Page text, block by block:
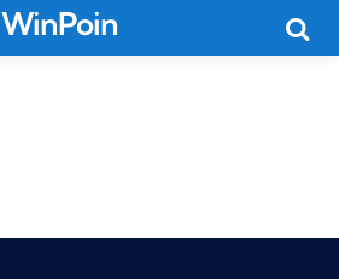
WinPoin